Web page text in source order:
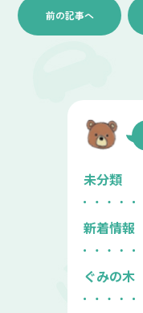
前の記事へ
未分類
新着情報
ぐみの木